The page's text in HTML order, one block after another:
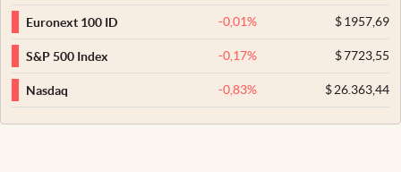
Euronext 100 ID -0,01% $1957,69
S&P 500 Index -0,17% $7723,55
Nasdaq -0,83% $26.363,44